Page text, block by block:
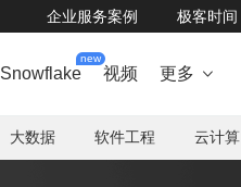
企业服务案例 极客时间
Snowflake
new
视频 更多 
大数据 软件工程 云计算